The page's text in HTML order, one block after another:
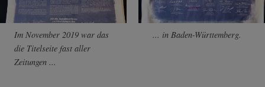
Im November 2019 war das
die Titelseite fast aller
Zeitungen ...
... in Baden-Württemberg.